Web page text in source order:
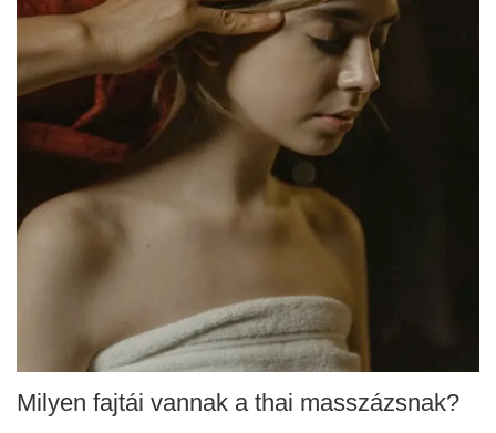
Milyen fajtái vannak a thai masszázsnak?